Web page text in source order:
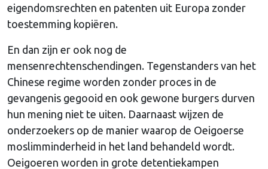
eigendomsrechten en patenten uit Europa zonder
toestemming kopiëren.
En dan zijn er ook nog de
mensenrechtenschendingen. Tegenstanders van het
Chinese regime worden zonder proces in de
gevangenis gegooid en ook gewone burgers durven
hun mening niet te uiten. Daarnaast wijzen de
onderzoekers op de manier waarop de Oeigoerse
moslimminderheid in het land behandeld wordt.
Oeigoeren worden in grote detentiekampen